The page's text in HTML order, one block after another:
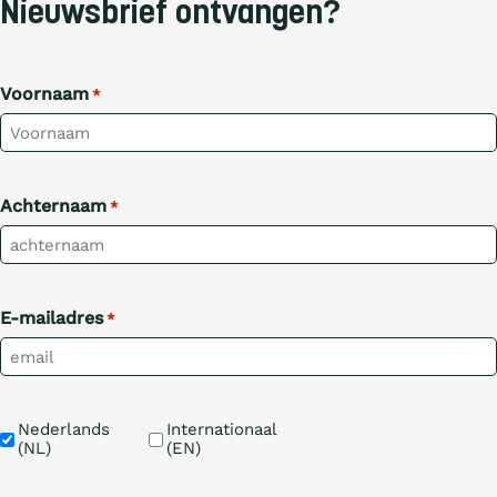
Nieuwsbrief ontvangen?
Voornaam *
Achternaam *
E-mailadres *
TaalNederlands
(NL)
Internationaal
(EN)